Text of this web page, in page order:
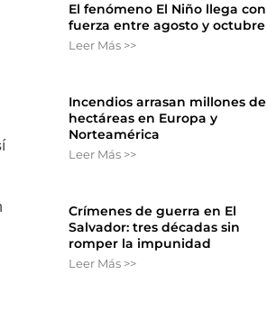
El fenómeno El Niño llega con
fuerza entre agosto y octubre
Leer Más >>
Incendios arrasan millones de
hectáreas en Europa y
Norteamérica
Leer Más >>
Crímenes de guerra en El
Salvador: tres décadas sin
romper la impunidad
Leer Más >>